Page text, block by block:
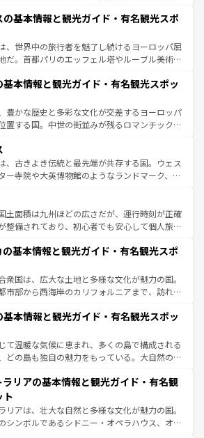
のイタリア情報はコンテンツ一覧を参照してほ
くこの国では、情熱的なフラメンコ、熱気あふ
そして美味しいタパスが生活の一部となってい
ドリードの洗練された雰囲気や、バルセロナの
れた街角から、地方では古代ローマ遺跡や中世
によって風土や気候が異なるスペインはその個
覧 を参照してほしい。
の基本情報と観光ガイド・有名観光スポ
、世界中の旅行者を魅了し続けるヨーロッパ屈
だ。首都パリのエッフェル塔やルーブル美術館
魅力が詰まっている。華麗な宮殿、歴史的な大
いビーチ、そして豊かな自然が、訪れる者を心
る。また、フランスは美食の国としても知ら
ス料理はユネスコ無形文化遺産にも登録されて
ベンダー畑など、多彩な楽しみ方が可能だ。さ
以外の地域にも魅力が溢れており、どの街角に
史と文化が息づいている。パリ以外の個性あふ
ほしい。
基本情報と観光ガイド・有名観光スポッ
豊かな歴史と多彩な文化が交差するヨーロッパ
置する国。中世の街並みが残るロマンチック街
の国は、どこを歩いても飽きることがない。ベ
化的活気、バイエルン州のアルプスの絶景、そ
川沿いのワイン畑といった風景は必見。ビール
な人にはぜひ体験してほしい。 なお、新着の
はコンテンツ一覧を参照してほしい。
、古きよき伝統と最先端が共存する国。ウェス
ー寺院や大英博物館のようなランドマーク、歴
異なる魅力がある。また、優雅なアフタヌーン
ール好きにはたまらない英国パブ、サッカー観
場だからこそできる体験も豊富。イギリスを旅
参照してほしい。
土面積は九州ほどの広さだが、運行時刻が正確
整備されており、初心者でも安心して個人旅行
のまま残る町や、スイスならではのユニークな
り、アルプス観光だけでなく町歩きも満喫する
る。国民の所得が高いため物価も高いが、旅行
通パス提供のサービスもあり、うまく活用すれ
情報はコンテンツ一覧を参照してほしい。
の基本情報と観光ガイド・有名観光スポ
衆国は、広大な土地と多様な文化が魅力の国。
市部から西海岸のカリフォルニアまで、訪れる
大都市は、観光、ショッピング、エンターテイ
詰まった刺激的なスポットだ。一方、アメリカ
自然が広がり、グランドキャニオンやイエロー
立公園といった絶景が堪能できる。さらに、南
。旅行者はアメリカの各地域で異なる魅力を楽
、その多様性と豊かな歴史を感じることができ
車でのロードトリップや列車の旅も、アメリカ
旅のスタイルだ。 なお、新着のアメリカ
ンテンツ一覧 を参照してほしい。
基本情報と観光ガイド・有名観光スポッ
て温暖な気候に恵まれ、多くの島で構成される
どの島も独自の魅力をもっている。大自然の神
逃せない。また、定番の観光地といえばオアフ
かな自然を求めるならマウイ島やカウアイ島が
エメラルドグリーンに輝く海をはじめ、豊かな
が息づいている。「アロハスピリット」と呼ば
ラリアの基本情報と観光ガイド・有名観
ト
リアは、壮大な自然と多様な文化が魅力の国。
シンボルであるシドニー・オペラハウス、オー